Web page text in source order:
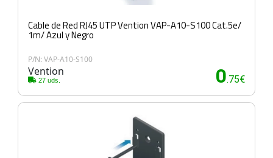
Cable de Red RJ45 UTP Vention VAP-A10-S100 Cat.5e/
1m/ Azul y Negro
P/N: VAP-A10-S100
Vention
27 uds. 0.75€